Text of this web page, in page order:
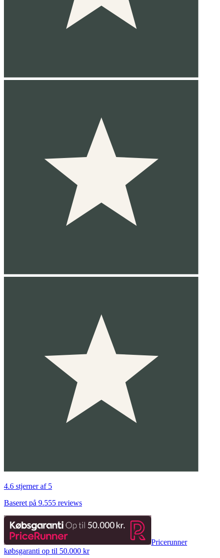
4.6 stjerner af 5
Baseret på 9.555 reviews
Pricerunner
købsgaranti op til 50.000 kr